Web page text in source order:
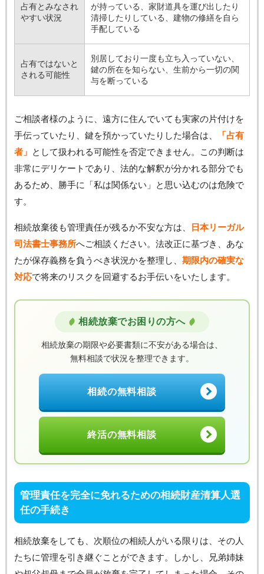
占有とみなされ
やすい状況
が持っている、家財道具を運び出したり
清掃したりしている、建物の修繕を自ら
手配している
占有ではないと
される可能性
別居しており一度も立ち入っていない、
鍵の所在を知らない、生前から一切の関
与を断っている
ご相談者様のように、遠方に住んでいても実家の片付けを
手伝っていたり、鍵を預かっていたりした場合は、
「占有
者」 として扱われる可能性を否定できません。この判断は
非常にデリケートであり、法的な解釈が分かれる部分でも
あるため、勝手に「私は関係ない」と思い込むのは危険で
す。
相続放棄後も管理責任が残るか不安な方は、
日本リーガル
司法書士事務所へご相談ください。法改正に基づき、あな
たが保存義務を負うべき状況かを整理し、 期限内の確実な
対応で将来のリスクを回避するお手伝いをいたします。
相続放棄でお困りの方へ
相続放棄の期限や必要書類に不安がある場合は、
無料相談で状況を整理できます。
相続の無料相談
終活の無料相談
管理責任を完全に免れるための相続財産清算人選
任の手続き
相続放棄をしても、次順位の相続人がいる限りは、その人
たちに管理を引き継ぐことができます。しかし、兄弟姉妹